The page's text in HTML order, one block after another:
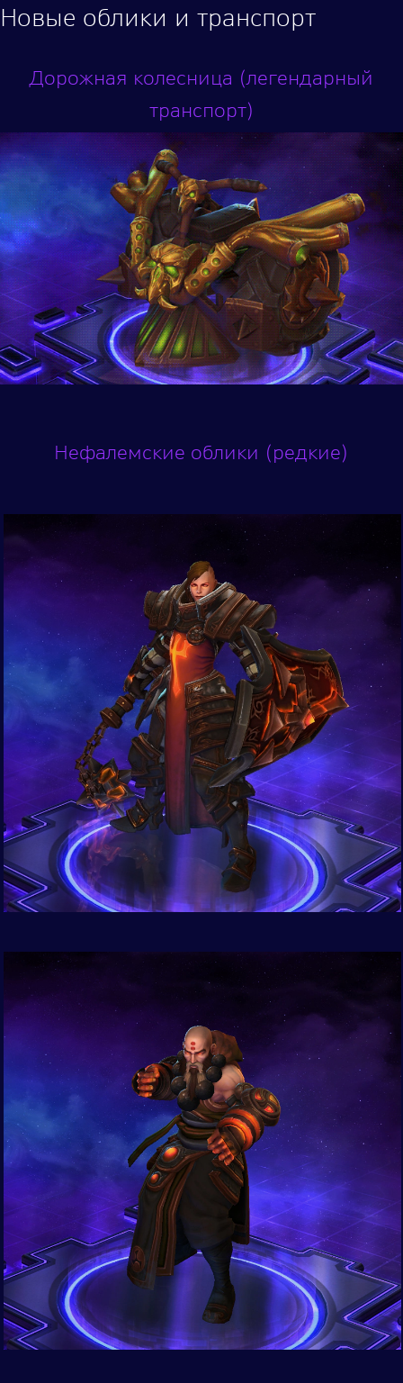
Новые облики и транспорт
Дорожная колесница (легендарный
транспорт)
Нефалемские облики (редкие)